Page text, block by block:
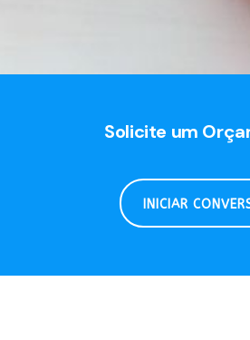
Solicite um
INICIAR